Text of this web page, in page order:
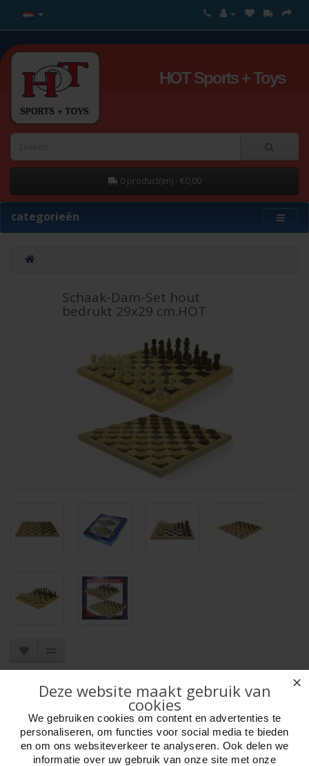
HOT Sports + Toys
0 product(en) - €0,00
categorieën
Schaak-Dam-Set hout
bedrukt 29x29 cm.HOT
EAN: 8717072002376
Minimum afname: 1
Merk:HOT Games
✕
Deze website maakt gebruik van
cookies
We gebruiken cookies om content en advertenties te
personaliseren, om functies voor social media te bieden
en om ons websiteverkeer te analyseren. Ook delen we
informatie over uw gebruik van onze site met onze